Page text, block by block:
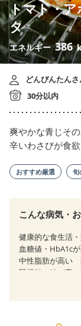
トマト・
タ
エネルギー386
どんぴんたん
30分以内
爽やかな青じそ
辛いわさびが食欲
おすすめ厳選 旬
こんな病気・
健康的な食生活
血糖値・HbA1c
中性脂肪が高い
腎機能の値が高い